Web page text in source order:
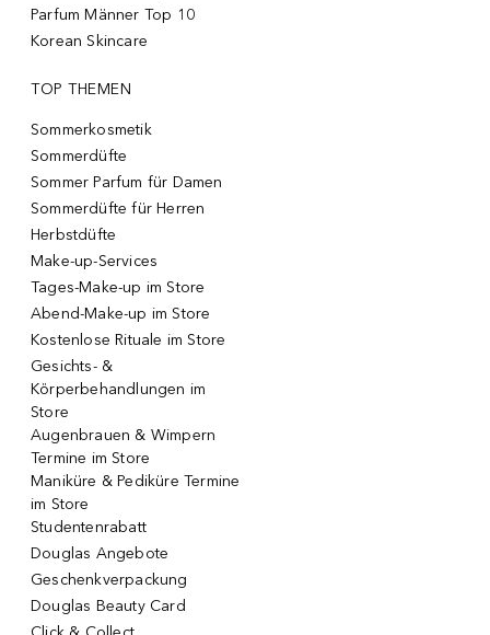
Parfum Männer Top 10
Korean Skincare
TOP THEMEN
Sommerkosmetik
Sommerdüfte
Sommer Parfum für Damen
Sommerdüfte für Herren
Herbstdüfte
Make-up-Services
Tages-Make-up im Store
Abend-Make-up im Store
Kostenlose Rituale im Store
Gesichts- &
Körperbehandlungen im
Store
Augenbrauen & Wimpern
Termine im Store
Maniküre & Pediküre Termine
im Store
Studentenrabatt
Douglas Angebote
Geschenkverpackung
Douglas Beauty Card